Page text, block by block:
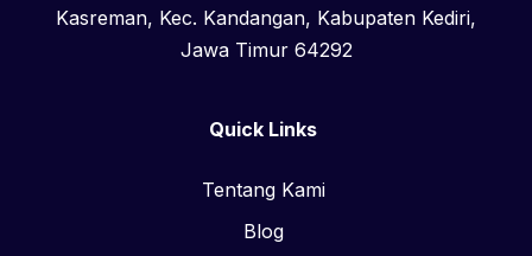
Kasreman, Kec. Kandangan, Kabupaten Kediri,
Jawa Timur 64292
Quick Links
Tentang Kami
Blog